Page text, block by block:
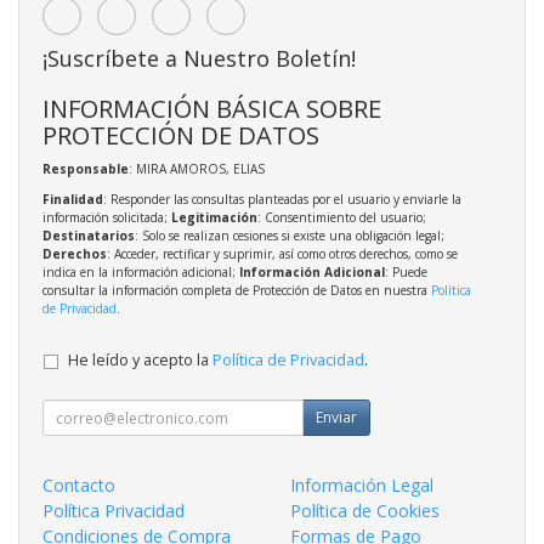
¡Suscríbete a Nuestro Boletín!
INFORMACIÓN BÁSICA SOBRE
PROTECCIÓN DE DATOS
Responsable: MIRA AMOROS, ELIAS
Finalidad: Responder las consultas planteadas por el usuario y enviarle la
información solicitada; Legitimación: Consentimiento del usuario;
Destinatarios: Solo se realizan cesiones si existe una obligación legal;
Derechos: Acceder, rectificar y suprimir, así como otros derechos, como se
indica en la información adicional; Información Adicional: Puede
consultar la información completa de Protección de Datos en nuestra Política
de Privacidad.
He leído y acepto la Política de Privacidad.
Enviar
Contacto
Información Legal
Política Privacidad
Política de Cookies
Condiciones de Compra
Formas de Pago